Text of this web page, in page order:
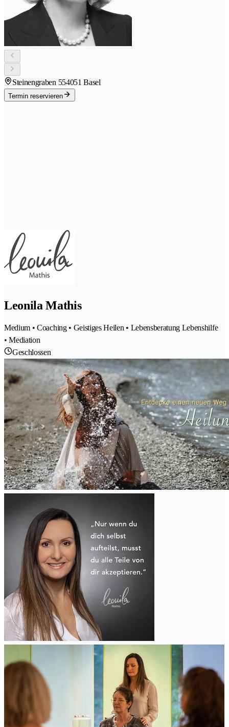
Steinengraben 554051 Basel
Termin reservieren
Leonila Mathis
Medium • Coaching • Geistiges Heilen • Lebensberatung Lebenshilfe
• Mediation
Geschlossen